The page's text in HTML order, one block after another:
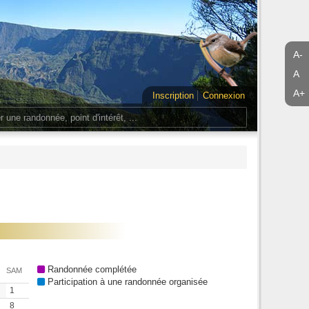
A-
A
A+
Inscription
Connexion
SAM
1
8
Randonnée complétée
Participation à une randonnée organisée